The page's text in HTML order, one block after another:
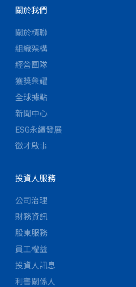
關於我們
關於精聯
組織架構
經營團隊
獲獎榮耀
全球據點
新聞中心
ESG永續發展
徵才啟事
投資人服務
公司治理
財務資訊
股東服務
員工權益
投資人訊息
利害關係人